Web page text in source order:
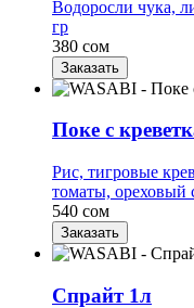
Водоросли чука,
гр
380 сом
Заказать
Поке с
Рис, тигровые
томаты, ореховый
540 сом
Заказать
Спрайт 1л